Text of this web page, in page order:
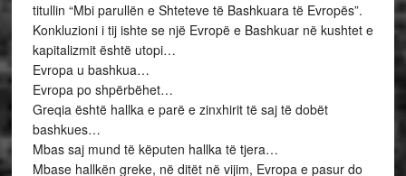
titullin “Mbi parullën e Shteteve të Bashkuara të Evropës”.
Konkluzioni i tij ishte se një Evropë e Bashkuar në kushtet e
kapitalizmit është utopi…
Evropa u bashkua…
Evropa po shpërbëhet…
Greqia është hallka e parë e zinxhirit të saj të dobët
bashkues…
Mbas saj mund të këputen hallka të tjera…
Mbase hallkën greke, në ditët në vijim, Evropa e pasur do